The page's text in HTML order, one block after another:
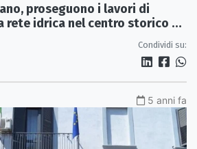
proseguono i lavori di
rete idrica nel centro storico di
Condividi su:
5 anni fa